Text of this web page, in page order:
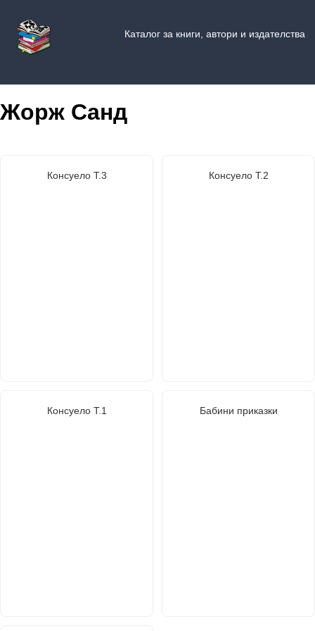
Каталог за книги, автори и издателства
Жорж Санд
Консуело Т.3 Консуело Т.2
Консуело Т.1 Бабини приказки